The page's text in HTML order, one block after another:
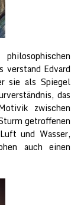
verstand Edvard
sie als Spiegel
das
zwischen
getroffenen
und Wasser,
auch einen